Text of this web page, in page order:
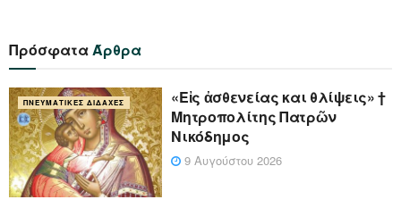
ΠρόσφαταΆρθρα
ΠΝΕΥΜΑΤΙΚΈΣ ΔΙΔΑΧΈΣ
«Eἰς ἀσθενείας και θλίψεις» †
Μητροπολίτης Πατρῶν
Νικόδημος
9 Αυγούστου 2026